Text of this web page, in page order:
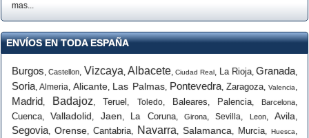
mas...
ENVÍOS EN TODA ESPAÑA
Burgos,Castellon, Vizcaya, Albacete, Ciudad Real, La Rioja, Granada,
Soria,Almeria,Alicante, Las Palmas, Pontevedra, Zaragoza,Valencia,
Madrid, Badajoz, Teruel , Toledo, Baleares, Palencia,Barcelona,
Cuenca,Valladolid, Jaen, La Coruna, Girona,Sevilla, Leon, Avila,
Segovia, Orense, Cantabria, Navarra, Salamanca, Murcia, Huesca,